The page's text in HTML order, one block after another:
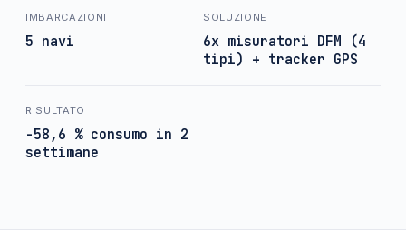
IMBARCAZIONI
5 navi
SOLUZIONE
6x misuratori DFM (4
tipi) + tracker GPS
RISULTATO
-58,6 % consumo in 2
settimane